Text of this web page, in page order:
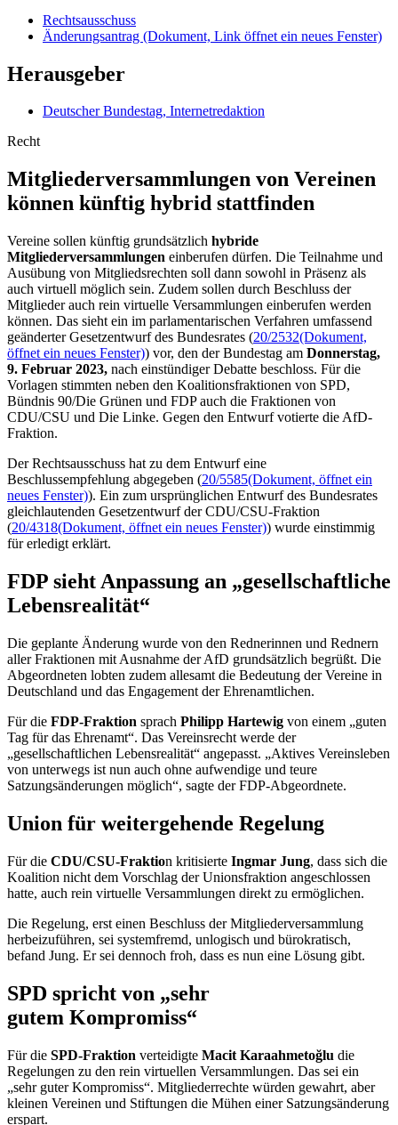
Rechtsausschuss
Änderungsantrag (Dokument, Link öffnet ein neues Fenster)
Herausgeber
Deutscher Bundestag, Internetredaktion
Recht
Mitgliederversammlungen von Vereinen
können künftig hybrid stattfinden
Vereine sollen künftig grundsätzlich hybride
Mitgliederversammlungen einberufen dürfen. Die Teilnahme und
Ausübung von Mitgliedsrechten soll dann sowohl in Präsenz als
auch virtuell möglich sein. Zudem sollen durch Beschluss der
Mitglieder auch rein virtuelle Versammlungen einberufen werden
können. Das sieht ein im parlamentarischen Verfahren umfassend
geänderter Gesetzentwurf des Bundesrates (20/2532(Dokument,
öffnet ein neues Fenster)) vor, den der Bundestag am Donnerstag,
9. Februar 2023, nach einstündiger Debatte beschloss. Für die
Vorlagen stimmten neben den Koalitionsfraktionen von SPD,
Bündnis 90/Die Grünen und FDP auch die Fraktionen von
CDU/CSU und Die Linke. Gegen den Entwurf votierte die AfD-
Fraktion.
Der Rechtsausschuss hat zu dem Entwurf eine
Beschlussempfehlung abgegeben (20/5585(Dokument, öffnet ein
neues Fenster)). Ein zum ursprünglichen Entwurf des Bundesrates
gleichlautenden Gesetzentwurf der CDU/CSU-Fraktion
(20/4318(Dokument, öffnet ein neues Fenster)) wurde einstimmig
für erledigt erklärt.
FDP sieht Anpassung an „gesellschaftliche
Lebensrealität“
Die geplante Änderung wurde von den Rednerinnen und Rednern
aller Fraktionen mit Ausnahme der AfD grundsätzlich begrüßt. Die
Abgeordneten lobten zudem allesamt die Bedeutung der Vereine in
Deutschland und das Engagement der Ehrenamtlichen.
Für die FDP-Fraktion sprach Philipp Hartewig von einem „guten
Tag für das Ehrenamt“. Das Vereinsrecht werde der
„gesellschaftlichen Lebensrealität“ angepasst. „Aktives Vereinsleben
von unterwegs ist nun auch ohne aufwendige und teure
Satzungsänderungen möglich“, sagte der FDP-Abgeordnete.
Union für weitergehende Regelung
Für die CDU/CSU-Fraktion kritisierte Ingmar Jung, dass sich die
Koalition nicht dem Vorschlag der Unionsfraktion angeschlossen
hatte, auch rein virtuelle Versammlungen direkt zu ermöglichen.
Die Regelung, erst einen Beschluss der Mitgliederversammlung
herbeizuführen, sei systemfremd, unlogisch und bürokratisch,
befand Jung. Er sei dennoch froh, dass es nun eine Lösung gibt.
SPD spricht von „sehr
gutem Kompromiss“
Für die SPD-Fraktion verteidigte Macit Karaahmetoğlu die
Regelungen zu den rein virtuellen Versammlungen. Das sei ein
„sehr guter Kompromiss“. Mitgliederrechte würden gewahrt, aber
kleinen Vereinen und Stiftungen die Mühen einer Satzungsänderung
erspart.